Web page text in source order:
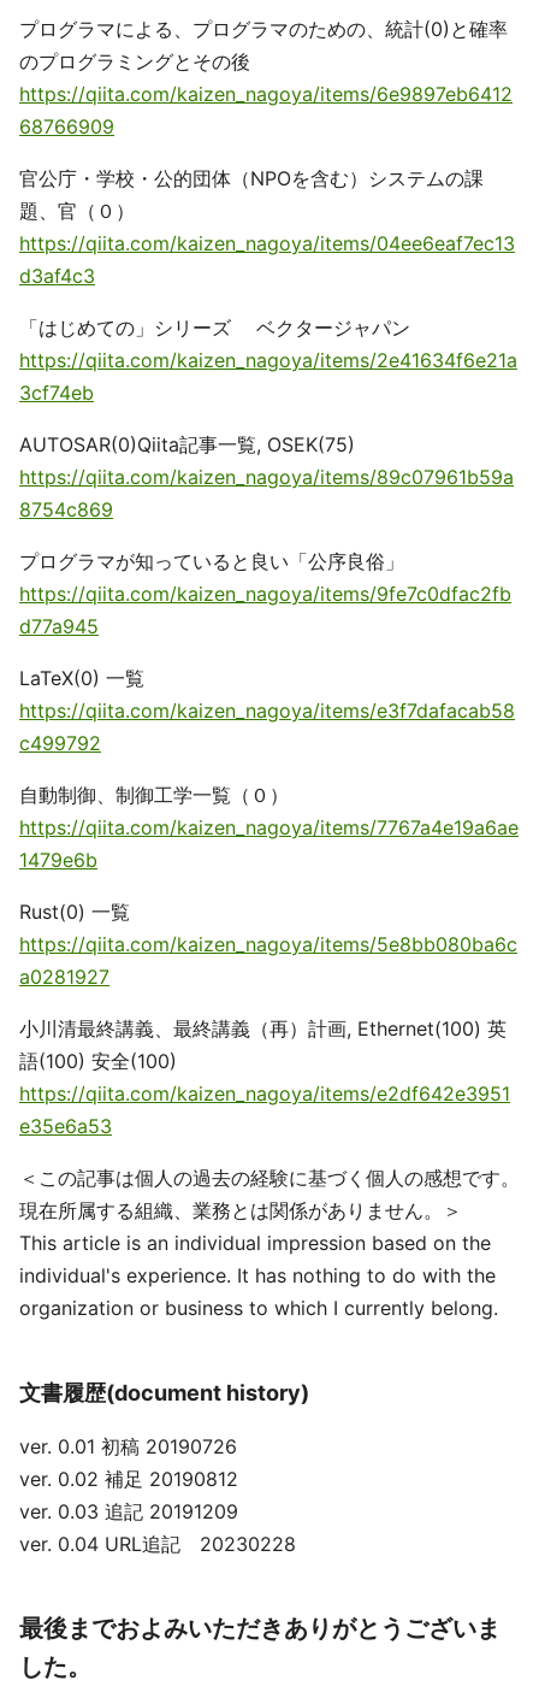
プログラマによる、プログラマのための、統計(0)と確率
のプログラミングとその後
https://qiita.com/kaizen_nagoya/items/6e9897eb6412
68766909
官公庁・学校・公的団体（NPOを含む）システムの課
題、官（０）
https://qiita.com/kaizen_nagoya/items/04ee6eaf7ec13
d3af4c3
「はじめての」シリーズ ベクタージャパン
https://qiita.com/kaizen_nagoya/items/2e41634f6e21a
3cf74eb
AUTOSAR(0)Qiita記事一覧, OSEK(75)
https://qiita.com/kaizen_nagoya/items/89c07961b59a
8754c869
プログラマが知っていると良い「公序良俗」
https://qiita.com/kaizen_nagoya/items/9fe7c0dfac2fb
d77a945
LaTeX(0) 一覧
https://qiita.com/kaizen_nagoya/items/e3f7dafacab58
c499792
自動制御、制御工学一覧（０）
https://qiita.com/kaizen_nagoya/items/7767a4e19a6ae
1479e6b
Rust(0) 一覧
https://qiita.com/kaizen_nagoya/items/5e8bb080ba6c
a0281927
小川清最終講義、最終講義（再）計画, Ethernet(100) 英
語(100) 安全(100)
https://qiita.com/kaizen_nagoya/items/e2df642e3951
e35e6a53
＜この記事は個人の過去の経験に基づく個人の感想です。
現在所属する組織、業務とは関係がありません。＞
This article is an individual impression based on the
individual's experience. It has nothing to do with the
organization or business to which I currently belong.
文書履歴(document history)
ver. 0.01 初稿 20190726
ver. 0.02 補足 20190812
ver. 0.03 追記 20191209
ver. 0.04 URL追記 20230228
最後までおよみいただきありがとうございま
した。